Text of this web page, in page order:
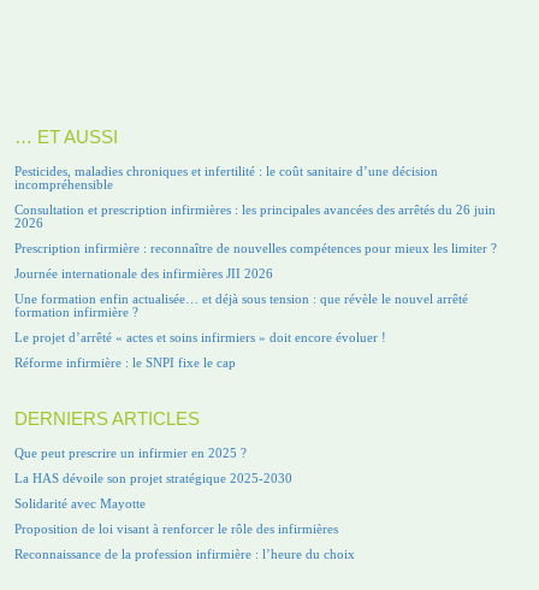
… ET AUSSI
Pesticides, maladies chroniques et infertilité : le coût sanitaire d’une décision
incompréhensible
Consultation et prescription infirmières : les principales avancées des arrêtés du 26 juin
2026
Prescription infirmière : reconnaître de nouvelles compétences pour mieux les limiter ?
Journée internationale des infirmières JII 2026
Une formation enfin actualisée… et déjà sous tension : que révèle le nouvel arrêté
formation infirmière ?
Le projet d’arrêté « actes et soins infirmiers » doit encore évoluer !
Réforme infirmière : le SNPI fixe le cap
DERNIERS ARTICLES
Que peut prescrire un infirmier en 2025 ?
La HAS dévoile son projet stratégique 2025-2030
Solidarité avec Mayotte
Proposition de loi visant à renforcer le rôle des infirmières
Reconnaissance de la profession infirmière : l’heure du choix